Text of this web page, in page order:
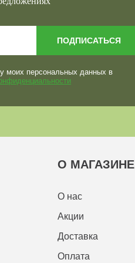
моих персональных данных в
ПОДПИСАТЬСЯ
О МАГАЗИНЕ
О нас
Акции
Доставка
Оплата